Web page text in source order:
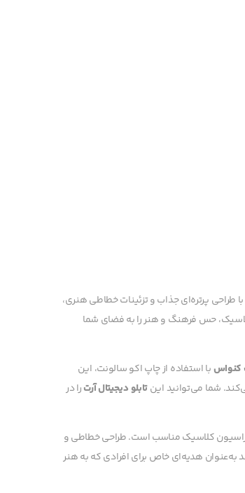
پرتره‌ای جذاب و تزئینات خطاطی هنری،
حس فرهنگ و هنر را به فضای شما
کنواس با استفاده از چاپ اکو سالونت، این
شما می‌توانید اینتابلو دیجیتال آرترا در
کلاسیک مناسب است. طراحی خطاطی و
به‌عنوان هدیه‌ای خاص برای افرادی که به هنر